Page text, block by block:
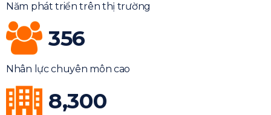
Năm phát triển trên thị trường
356
Nhân lực chuyên môn cao
8,300